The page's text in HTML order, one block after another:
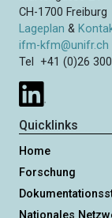
CH-1700 Freiburg
Lageplan &
ifm-kfm@unifr.ch
Tel +41 (0)26
Quicklinks
Home
Forschung